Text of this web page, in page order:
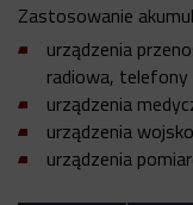
Zastosowanie
urządzenia
radiowa,
urządzenia
urządzenia
urządzenia